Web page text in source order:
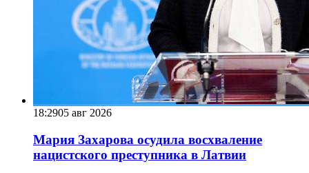
18:2905 авг 2026
Мария Захарова осудила восхваление
нацистского преступника в Латвии